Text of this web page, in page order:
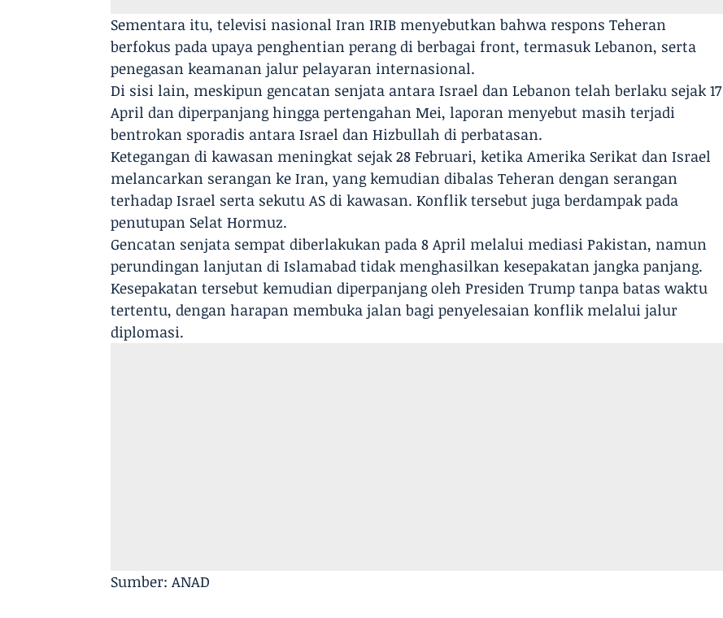
Sementara itu, televisi nasional Iran IRIB menyebutkan bahwa respons Teheran
berfokus pada upaya penghentian perang di berbagai front, termasuk Lebanon, serta
penegasan keamanan jalur pelayaran internasional.
Di sisi lain, meskipun gencatan senjata antara Israel dan Lebanon telah berlaku sejak 17
April dan diperpanjang hingga pertengahan Mei, laporan menyebut masih terjadi
bentrokan sporadis antara Israel dan Hizbullah di perbatasan.
Ketegangan di kawasan meningkat sejak 28 Februari, ketika Amerika Serikat dan Israel
melancarkan serangan ke Iran, yang kemudian dibalas Teheran dengan serangan
terhadap Israel serta sekutu AS di kawasan. Konflik tersebut juga berdampak pada
penutupan Selat Hormuz.
Gencatan senjata sempat diberlakukan pada 8 April melalui mediasi Pakistan, namun
perundingan lanjutan di Islamabad tidak menghasilkan kesepakatan jangka panjang.
Kesepakatan tersebut kemudian diperpanjang oleh Presiden Trump tanpa batas waktu
tertentu, dengan harapan membuka jalan bagi penyelesaian konflik melalui jalur
diplomasi.
Sumber: ANAD